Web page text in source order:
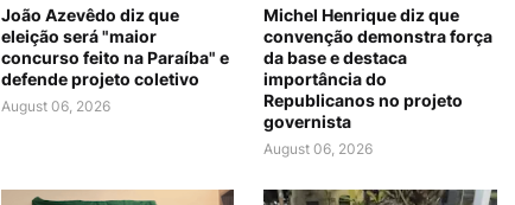
João Azevêdo diz que
eleição será "maior
concurso feito na Paraíba" e
defende projeto coletivo
August 06, 2026
Michel Henrique diz que
convenção demonstra força
da base e destaca
importância do
Republicanos no projeto
governista
August 06, 2026